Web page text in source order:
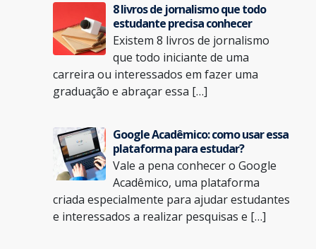
8 livros de jornalismo que todo
estudante precisa conhecer
Existem 8 livros de jornalismo
que todo iniciante de uma
carreira ou interessados em fazer uma
graduação e abraçar essa […]
Google Acadêmico: como usar essa
plataforma para estudar?
Vale a pena conhecer o Google
Acadêmico, uma plataforma
criada especialmente para ajudar estudantes
e interessados a realizar pesquisas e […]